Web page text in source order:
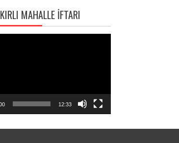
MAHALLE İFTARI
12:33